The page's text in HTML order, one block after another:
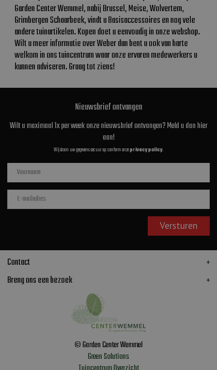
Garden Center Wemmel, nabij Brussel, Meise, Wolvertem,
Grimbergen Schaarbeek, vindt u Basisaccessoires en nog vele
andere tuinartikelen. Kopen doet u eenvoudig in onze webshop.
Wilt u meer informatie over Weber dan bent u ook van harte
welkom in ons tuincentrum waar onze ervaren medewerkers u
kunnen adviseren. Graag tot ziens!
Nieuwsbrief ontvangen
Wilt u maximaal 1x per week onze nieuwsbrief ontvangen? Meld u dan hier
aan!
Wij slaan uw gegevens secuur op conform onzeprivacy policy.
Contact
Breng ons een bezoek
© Garden Center Wemmel
Green Solutions